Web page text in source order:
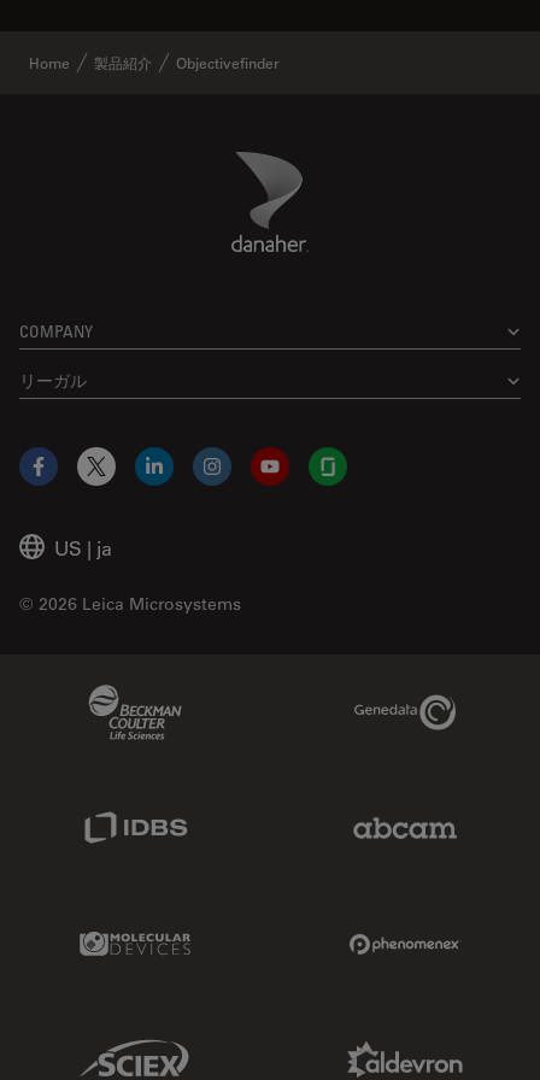
Home 製品紹介 Objectivefinder
Danaher Logo
COMPANY
リーガル
US | ja
© 2026 Leica Microsystems
Facebook
X LinkedInInstagramYouTubeGlassdoor
Genedata Link
Molecular Devices Link
Sciex Link